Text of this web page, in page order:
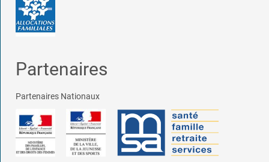
Partenaires
Partenaires Nationaux